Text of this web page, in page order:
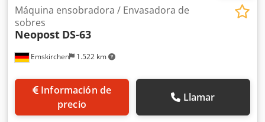
Emskirchen 1.522 km
Máquina ensobradora / Envasadora de
sobres
Neopost DS-63
Información de
precio
Llamar